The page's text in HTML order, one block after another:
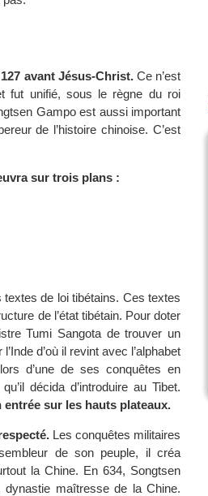
avant Jésus-Christ.Ce n’est
fut unifié, sous le règne du roi
Gampo est aussi important
de l’histoire chinoise. C’est
sur trois plans :
de loi tibétains. Ces textes
de l’état tibétain. Pour doter
Tumi Sangota de trouver un
d’où il revint avec l’alphabet
d’une de ses conquêtes en
décida d’introduire au Tibet.
sur les hauts plateaux.
Les conquêtes militaires
de son peuple, il créa
la Chine. En 634, Songtsen
maîtresse de la Chine.